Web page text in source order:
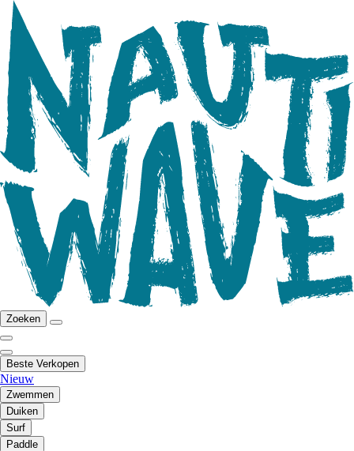
Zoeken
Beste Verkopen
Nieuw
Zwemmen
Duiken
Surf
Paddle